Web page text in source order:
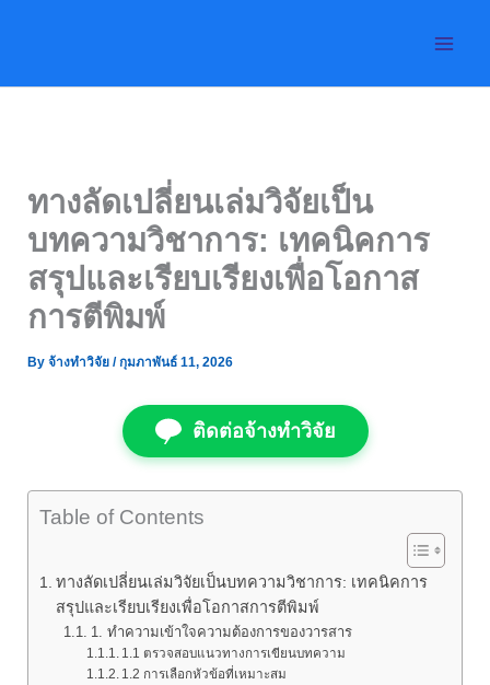
ทางลัดเปลี่ยนเล่มวิจัยเป็น
บทความวิชาการ: เทคนิคการ
สรุปและเรียบเรียงเพื่อโอกาส
การตีพิมพ์
By จ้างทำวิจัย /กุมภาพันธ์ 11, 2026
ติดต่อจ้างทำวิจัย
Table of Contents
ทางลัดเปลี่ยนเล่มวิจัยเป็นบทความวิชาการ: เทคนิคการ
สรุปและเรียบเรียงเพื่อโอกาสการตีพิมพ์
1. ทำความเข้าใจความต้องการของวารสาร
1.1 ตรวจสอบแนวทางการเขียนบทความ
1.2 การเลือกหัวข้อที่เหมาะสม